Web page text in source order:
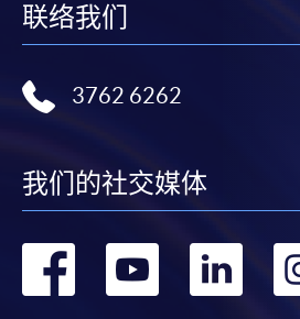
联络我们
3762 6262
我们的社交媒体
转 转 转